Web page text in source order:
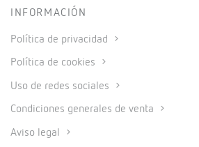
INFORMACIÓN
Política de privacidad
Política de cookies
Uso de redes sociales
Condiciones generales de venta
Aviso legal